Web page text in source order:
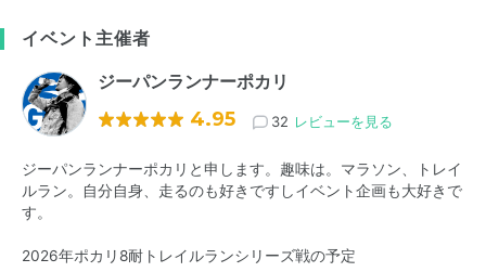
イベント主催者
ジーパンランナーポカリ
4.95 32 レビューを見る
ジーパンランナーポカリと申します。趣味は。マラソン、トレイ
ルラン。自分自身、走るのも好きですしイベント企画も大好きで
す。
2026年ポカリ8耐トレイルランシリーズ戦の予定